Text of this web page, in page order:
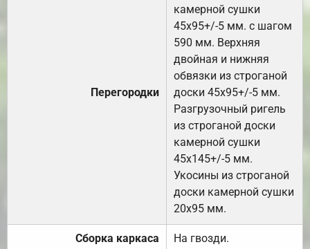
Перегородки
камерной сушки
45х95+/-5 мм. с шагом
590 мм. Верхняя
двойная и нижняя
обвязки из строганой
доски 45х95+/-5 мм.
Разгрузочный ригель
из строганой доски
камерной сушки
45х145+/-5 мм.
Укосины из строганой
доски камерной сушки
20х95 мм.
Сборка каркаса На гвозди.